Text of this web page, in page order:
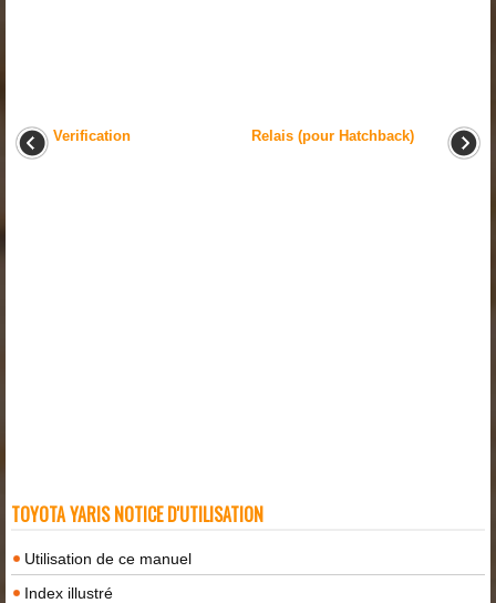
Verification Relais (pour Hatchback)
TOYOTA YARIS NOTICE D'UTILISATION
Utilisation de ce manuel
Index illustré